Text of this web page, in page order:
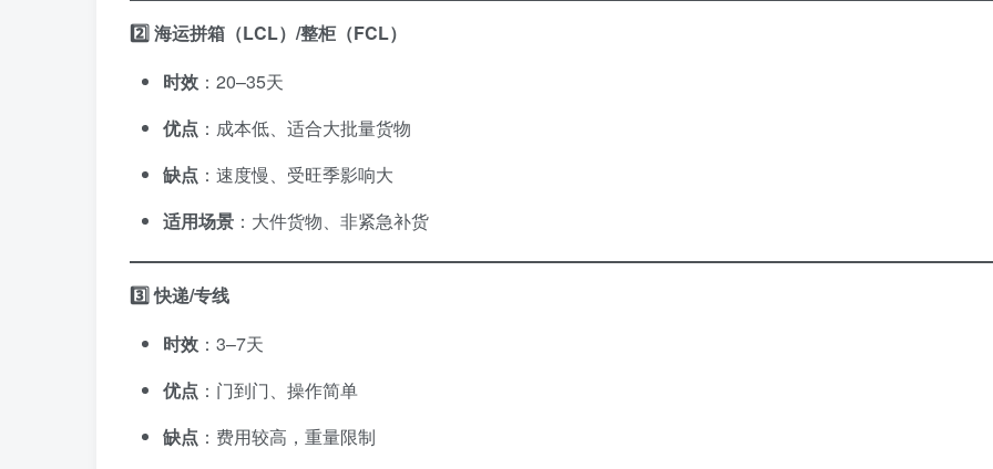
2️⃣ 海运拼箱（LCL）/整柜（FCL）
时效 ：20–35天
优点 ：成本低、适合大批量货物
缺点 ：速度慢、受旺季影响大
适用场景 ：大件货物、非紧急补货
3️⃣ 快递/专线
时效 ：3–7天
优点 ：门到门、操作简单
缺点 ：费用较高，重量限制